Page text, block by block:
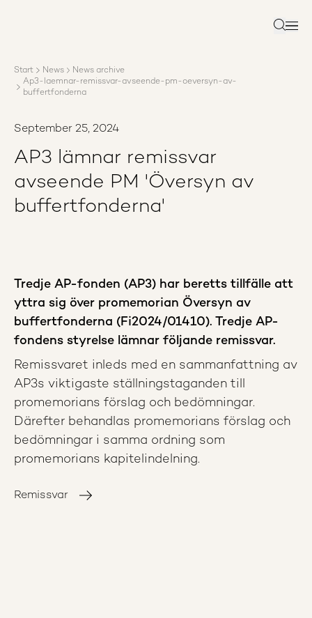
Reports
News
Search
Start News
News archive
Ap3-laemnar-remissvar-avseende-pm-oeversyn-av-
buffertfonderna
September 25, 2024
AP3 lämnar remissvar
avseende PM 'Översyn av
buffertfonderna'
Tredje AP-fonden (AP3) har beretts tillfälle att
yttra sig över promemorian Översyn av
buffertfonderna (Fi2024/01410). Tredje AP-
fondens styrelse lämnar följande remissvar.
Remissvaret inleds med en sammanfattning av
AP3s viktigaste ställningstaganden till
promemorians förslag och bedömningar.
Därefter behandlas promemorians förslag och
bedömningar i samma ordning som
promemorians kapitelindelning.
Remissvar